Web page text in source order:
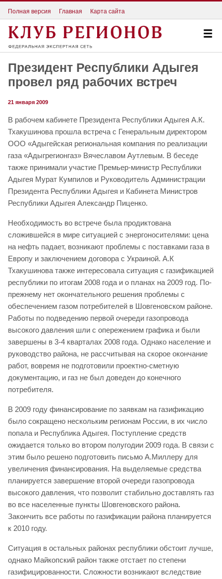
Полная версия Главная Карта сайта
Президент Республики Адыгея
провел ряд рабочих встреч
21 января 2009
В рабочем кабинете Президента Республики Адыгея А.К.
Тхакушинова прошла встреча с Генеральным директором
ООО «Адыгейская региональная компания по реализации
газа «Адыгрегионгаз» Вячеславом Аутлевым. В беседе
также принимали участие Премьер-министр Республики
Адыгея Мурат Кумпилов и Руководитель Администрации
Президента Республики Адыгея и Кабинета Министров
Республики Адыгея Александр Пиценко.
Необходимость во встрече была продиктована
сложившейся в мире ситуацией с энергоносителями: цена
на нефть падает, возникают проблемы с поставками газа в
Европу и заключением договора с Украиной. А.К
Тхакушинова также интересовала ситуация с газификацией
республики по итогам 2008 года и о планах на 2009 год. По-
прежнему нет окончательного решения проблемы с
обеспечением газом потребителей в Шовгеновском районе.
Работы по подведению первой очереди газопровода
высокого давления шли с опережением графика и были
завершены в 3-4 кварталах 2008 года. Однако население и
руководство района, не рассчитывая на скорое окончание
работ, вовремя не подготовили проектно-сметную
документацию, и газ не был доведен до конечного
потребителя.
В 2009 году финансирование по заявкам на газификацию
было сокращено нескольким регионам России, в их число
попала и Республика Адыгея. Поступление средств
ожидается только во втором полугодии 2009 года. В связи с
этим было решено подготовить письмо А.Миллеру для
увеличения финансирования. На выделяемые средства
планируется завершение второй очереди газопровода
высокого давления, что позволит стабильно доставлять газ
во все населенные пункты Шовгеновского района.
Закончить все работы по газификации района планируется
к 2010 году.
Ситуация в остальных районах республики обстоит лучше,
однако Майкопский район также отстает по степени
газифицированности. Сложности возникают вследствие